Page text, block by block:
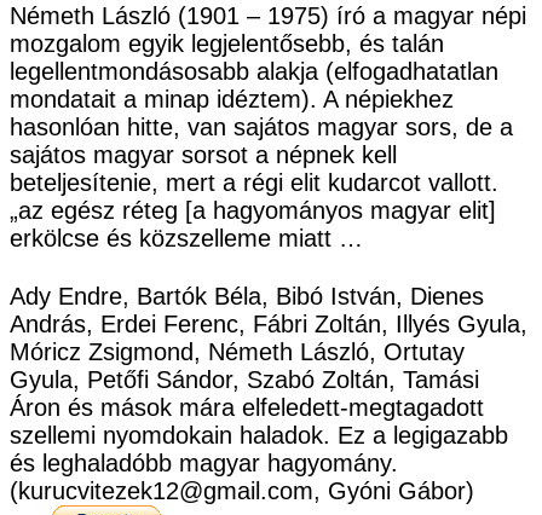
Németh László (1901 – 1975) író a magyar népi
mozgalom egyik legjelentősebb, és talán
legellentmondásosabb alakja (elfogadhatatlan
mondatait a minap idéztem). A népiekhez
hasonlóan hitte, van sajátos magyar sors, de a
sajátos magyar sorsot a népnek kell
beteljesítenie, mert a régi elit kudarcot vallott.
„az egész réteg [a hagyományos magyar elit]
erkölcse és közszelleme miatt …
Ady Endre, Bartók Béla, Bibó István, Dienes
András, Erdei Ferenc, Fábri Zoltán, Illyés Gyula,
Móricz Zsigmond, Németh László, Ortutay
Gyula, Petőfi Sándor, Szabó Zoltán, Tamási
Áron és mások mára elfeledett-megtagadott
szellemi nyomdokain haladok. Ez a legigazabb
és leghaladóbb magyar hagyomány.
(kurucvitezek12@gmail.com, Gyóni Gábor)